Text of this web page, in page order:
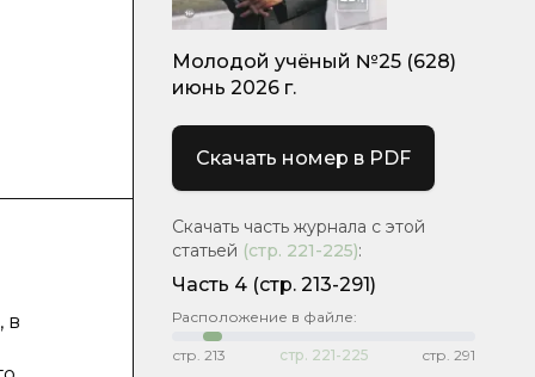
в
Молодой учёный №25 (628)
июнь 2026 г.
Скачать номер в PDF
Скачать часть журнала с этой
статьей (стр. 221-225):
Часть 4 (стр. 213-291)
Расположение в файле:
стр. 213 стр. 221-225 стр. 291